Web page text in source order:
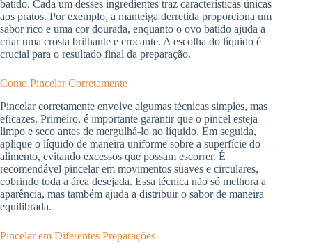
batido. Cada um desses ingredientes traz características únicas
aos pratos. Por exemplo, a manteiga derretida proporciona um
sabor rico e uma cor dourada, enquanto o ovo batido ajuda a
criar uma crosta brilhante e crocante. A escolha do líquido é
crucial para o resultado final da preparação.
Como Pincelar Corretamente
Pincelar corretamente envolve algumas técnicas simples, mas
eficazes. Primeiro, é importante garantir que o pincel esteja
limpo e seco antes de mergulhá-lo no líquido. Em seguida,
aplique o líquido de maneira uniforme sobre a superfície do
alimento, evitando excessos que possam escorrer. É
recomendável pincelar em movimentos suaves e circulares,
cobrindo toda a área desejada. Essa técnica não só melhora a
aparência, mas também ajuda a distribuir o sabor de maneira
equilibrada.
Pincelar em Diferentes Preparações